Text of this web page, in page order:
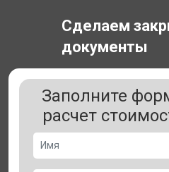
Сделаем
документы
Заполните
расчет